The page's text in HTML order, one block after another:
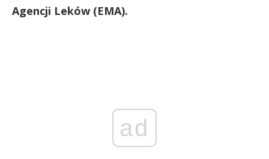
Agencji Leków (EMA).
ad